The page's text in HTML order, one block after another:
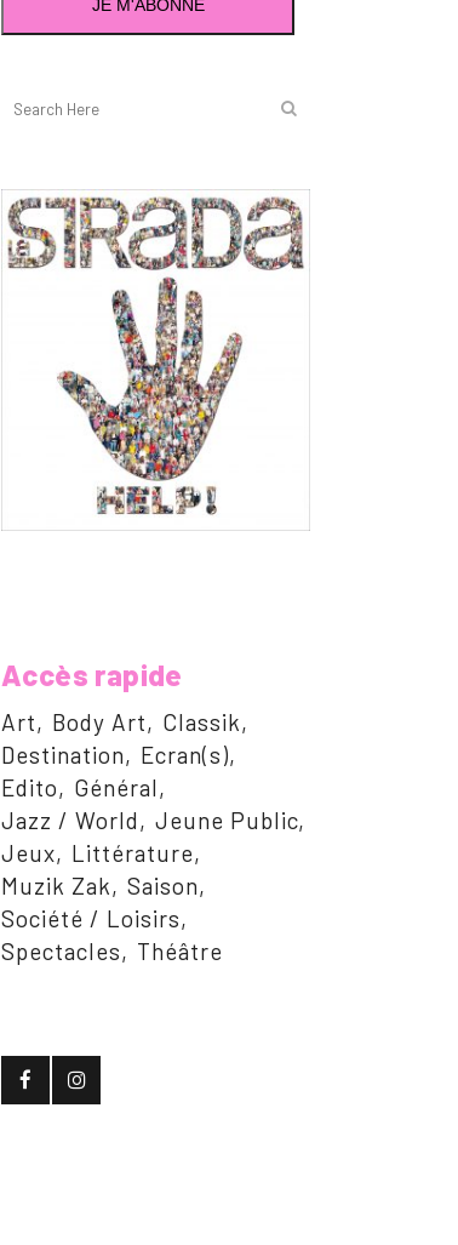
Accès rapide
Art Body Art
Classik
Destination
Ecran(s)
Edito
Général
Jazz / World
Jeune Public
Jeux
Littérature
Muzik Zak
Saison
Société / Loisirs
Spectacles
Théâtre